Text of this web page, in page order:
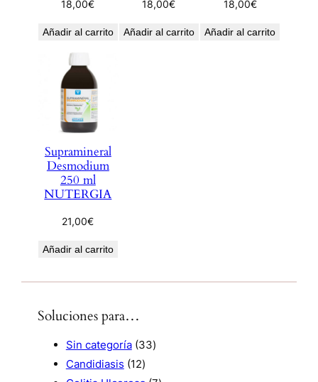
18,00€
Añadir al carrito
18,00€
Añadir al carrito
18,00€
Añadir al carrito
Supramineral
Desmodium
250 ml
NUTERGIA
21,00€
Añadir al carrito
Soluciones para…
Sin categoría 333
Candidiasis 121